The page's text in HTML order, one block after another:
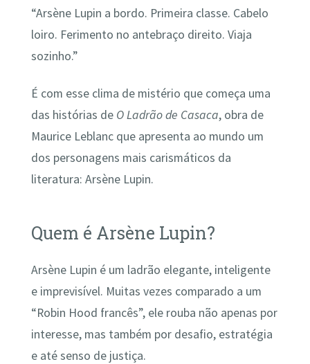
“Arsène Lupin a bordo. Primeira classe. Cabelo
loiro. Ferimento no antebraço direito. Viaja
sozinho.”
É com esse clima de mistério que começa uma
das histórias de O Ladrão de Casaca, obra de
Maurice Leblanc que apresenta ao mundo um
dos personagens mais carismáticos da
literatura: Arsène Lupin.
Quem é Arsène Lupin?
Arsène Lupin é um ladrão elegante, inteligente
e imprevisível. Muitas vezes comparado a um
“Robin Hood francês”, ele rouba não apenas por
interesse, mas também por desafio, estratégia
e até senso de justiça.